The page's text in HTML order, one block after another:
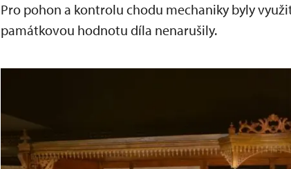
Pro pohon a kontrolu chodu mechaniky byly
památkovou hodnotu díla nenarušily.